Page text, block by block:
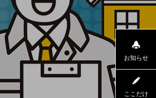
お知らせ
ここだけ